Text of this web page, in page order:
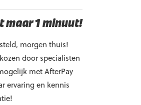
maar 1 minuut!
morgen thuis!
door specialisten
met AfterPay
ervaring en kennis